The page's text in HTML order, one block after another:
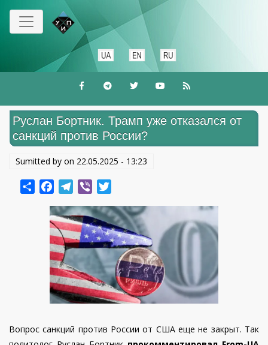
Перейти
основному
Руслан Бортник. Трамп уже отказался от
санкций против России?
Sumitted by on 22.05.2025 - 13:23
ShareFacebookTelegram
Viber
Вопрос санкций против России от США еще не закрыт. Так